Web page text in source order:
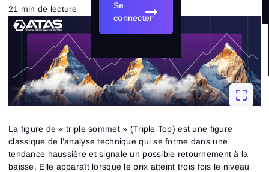
Se
connecter
21 min de lecture–
La figure de « triple sommet » (Triple Top) est une figure
classique de l’analyse technique qui se forme dans une
tendance haussière et signale un possible retournement à la
baisse. Elle apparaît lorsque le prix atteint trois fois le niveau